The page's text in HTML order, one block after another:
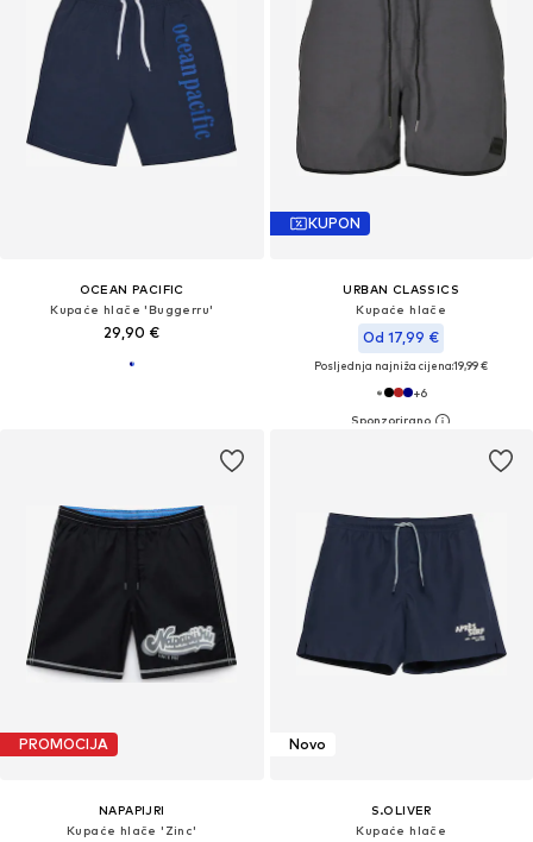
OCEAN PACIFIC
Kupaće hlače 'Buggerru'
29,90 €
KUPON
URBAN CLASSICS
Kupaće hlače
Od 17,99 €
Posljednja najniža cijena:19,99 €
+6
PROMOCIJA
NAPAPIJRI
Kupaće hlače 'Zinc'
Novo
S.OLIVER
Kupaće hlače